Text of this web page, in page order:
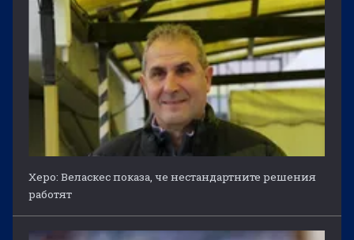
Херо: Веласкес показа, че нестандартните решения
работят